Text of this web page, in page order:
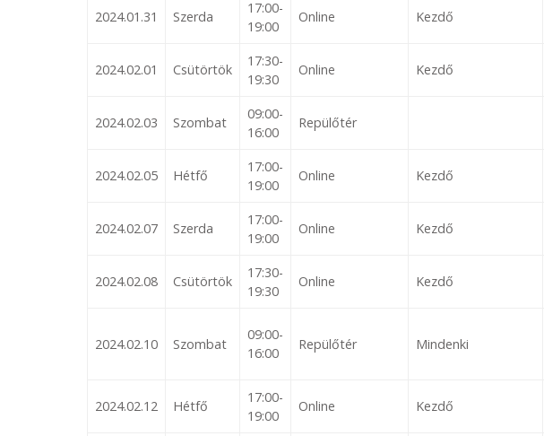
2024.01.31 Szerda
17:00-
19:00
Online Kezdő
2024.02.01 Csütörtök
17:30-
19:30
Online Kezdő
2024.02.03 Szombat
09:00-
16:00
Repülőtér
2024.02.05 Hétfő
17:00-
19:00
Online Kezdő
2024.02.07 Szerda
17:00-
19:00
Online Kezdő
2024.02.08 Csütörtök
17:30-
19:30
Online Kezdő
2024.02.10 Szombat
09:00-
16:00
Repülőtér Mindenki
2024.02.12 Hétfő
17:00-
19:00
Online Kezdő